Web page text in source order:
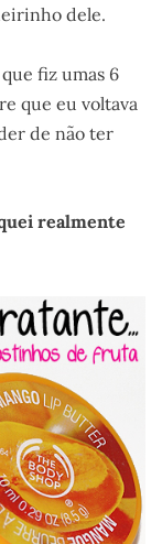
dele.
fiz umas 6
que eu voltava
de não ter
realmente